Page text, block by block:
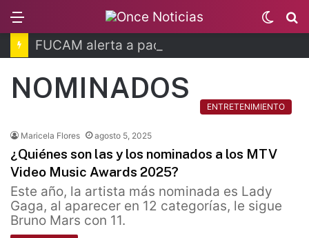
Switch
skin
NOMINADOS
ENTRETENIMIENTO
Maricela Flores agosto 5, 2025
¿Quiénes son las y los nominados a los MTV
Video Music Awards 2025?
Este año, la artista más nominada es Lady
Gaga, al aparecer en 12 categorías, le sigue
Bruno Mars con 11.